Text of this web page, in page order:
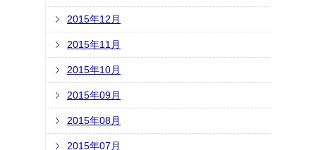
2015年12月
2015年11月
2015年10月
2015年09月
2015年08月
2015年07月